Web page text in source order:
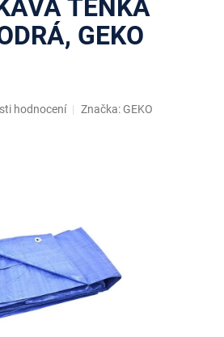
TENKÁ
GEKO
hodnocení Značka: GEKO